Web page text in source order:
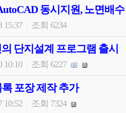
동시지원, 노면배
15:37 조회 6234
단지설계 프로그램 출시
10:10 조회 6227
록 포장 제작 추가
10:52 조회 7324